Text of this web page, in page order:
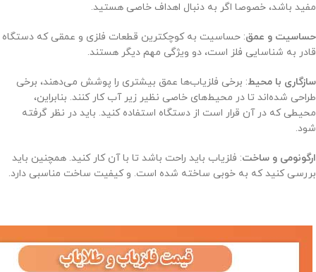
مفید باشد، خصوصا اگر به دنبال اهداف خاصی هستید.
حساسیت و عمق: حساسیت به کوچکترین قطعات فلزی و عمقی که دستگاه
قادر به شناسایی فلز است، دو ویژگی مهم دیگر هستند.
سازگاری با محیط: برخی فلزیاب‌ها عمق بیشتری را پوشش می‌دهند، برخی
طراحی شده‌اند تا در محیط‌های خاصی نظیر زیر آب کار کنند. بنابراین،
محیطی که در آن قرار است از دستگاه استفاده کنید. باید در نظر گرفته
شود.
ارگونومی و ساخت: فلزیاب باید راحت باشد تا با آن کار کنید. همچنین باید
بررسی کنید که به خوبی ساخته شده است. و کیفیت ساخت مناسبی دارد.